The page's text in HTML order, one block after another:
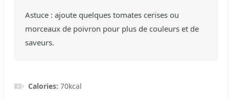
Astuce : ajoute quelques tomates cerises ou
morceaux de poivron pour plus de couleurs et de
saveurs.
Calories:70kcal